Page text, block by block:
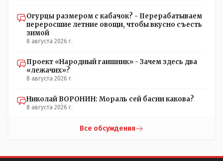
Огурцы размером с кабачок? - Перерабатываем
переросшие летние овощи, чтобы вкусно съесть
зимой
8 августа 2026 г.
Проект «Народный гаишник» - Зачем здесь два
«лежачих»?
8 августа 2026 г.
Николай ВОРОНИН: Мораль сей басни какова?
8 августа 2026 г.
Все обсуждения